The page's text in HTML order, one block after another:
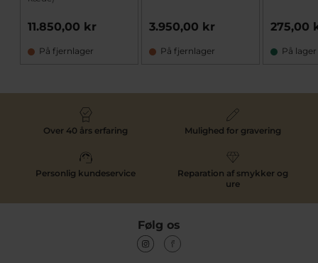
11.850,00 kr
På fjernlager
3.950,00 kr
På fjernlager
275,00
På lager
Over 40 års erfaring Mulighed for gravering
Personlig kundeservice
Reparation af smykker og
ure
Følg os